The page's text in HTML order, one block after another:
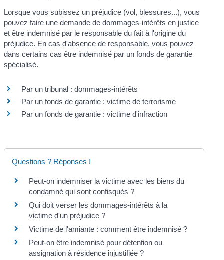
Lorsque vous subissez un préjudice (vol, blessures...), vous
pouvez faire une demande de dommages-intérêts en justice
et être indemnisé par le responsable du fait à l'origine du
préjudice. En cas d'absence de responsable, vous pouvez
dans certains cas être indemnisé par un fonds de garantie
spécialisé.
Par un tribunal : dommages-intérêts
Par un fonds de garantie : victime de terrorisme
Par un fonds de garantie : victime d'infraction
Questions ? Réponses !
Peut-on indemniser la victime avec les biens du
condamné qui sont confisqués ?
Qui doit verser les dommages-intérêts à la
victime d'un préjudice ?
Victime de l'amiante : comment être indemnisé ?
Peut-on être indemnisé pour détention ou
assignation à résidence injustifiée ?